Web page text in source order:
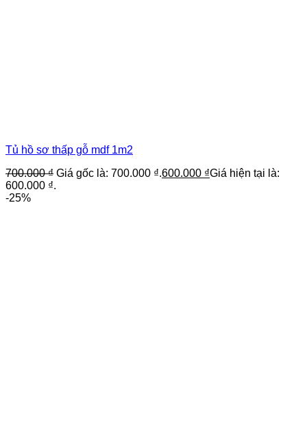
Tủ hồ sơ thấp gỗ mdf 1m2
700.000₫ Giá gốc là: 700.000 ₫.600.000 ₫Giá hiện tại là:
600.000 ₫.
-25%